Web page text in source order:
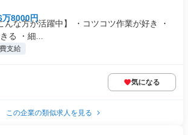
万8000円
んな方が活躍中】 ・コツコツ作業が好き ・
る ・細...
支給
気になる
この企業の類似求人を見る